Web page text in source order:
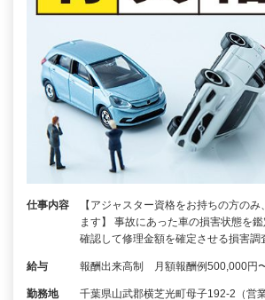
仕事内容
【アジャスター資格をお持ちの方の
ます】 事故にあった車の損害状態を
確認して修理金額を確定させる損害調
給与 報酬出来高制 月額報酬例500,000円
勤務地
千葉県山武郡横芝光町母子192-2（営